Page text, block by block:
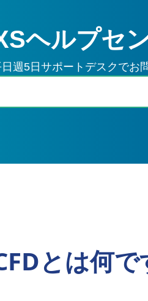
ヘルプセ
週5日サポートデスクでお
とは何で